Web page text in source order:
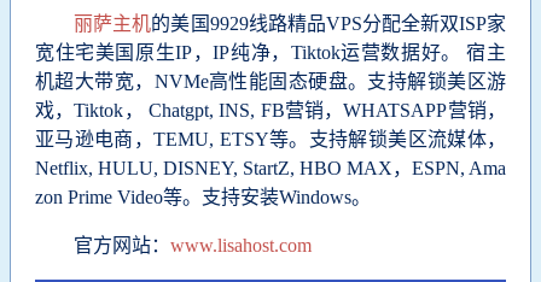
丽萨主机的美国9929线路精品VPS分配全新双ISP家
宽住宅美国原生IP，IP纯净，Tiktok运营数据好。宿主
机超大带宽，NVMe高性能固态硬盘。支持解锁美区游
戏，Tiktok， Chatgpt, INS, FB营销，WHATSAPP营销，
亚马逊电商，TEMU, ETSY等。支持解锁美区流媒体，
Netflix, HULU, DISNEY, StartZ, HBO MAX，ESPN, Ama
zon Prime Video等。支持安装Windows。
官方网站： www.lisahost.com